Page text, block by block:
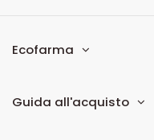
Ecofarma
Guida all'acquisto